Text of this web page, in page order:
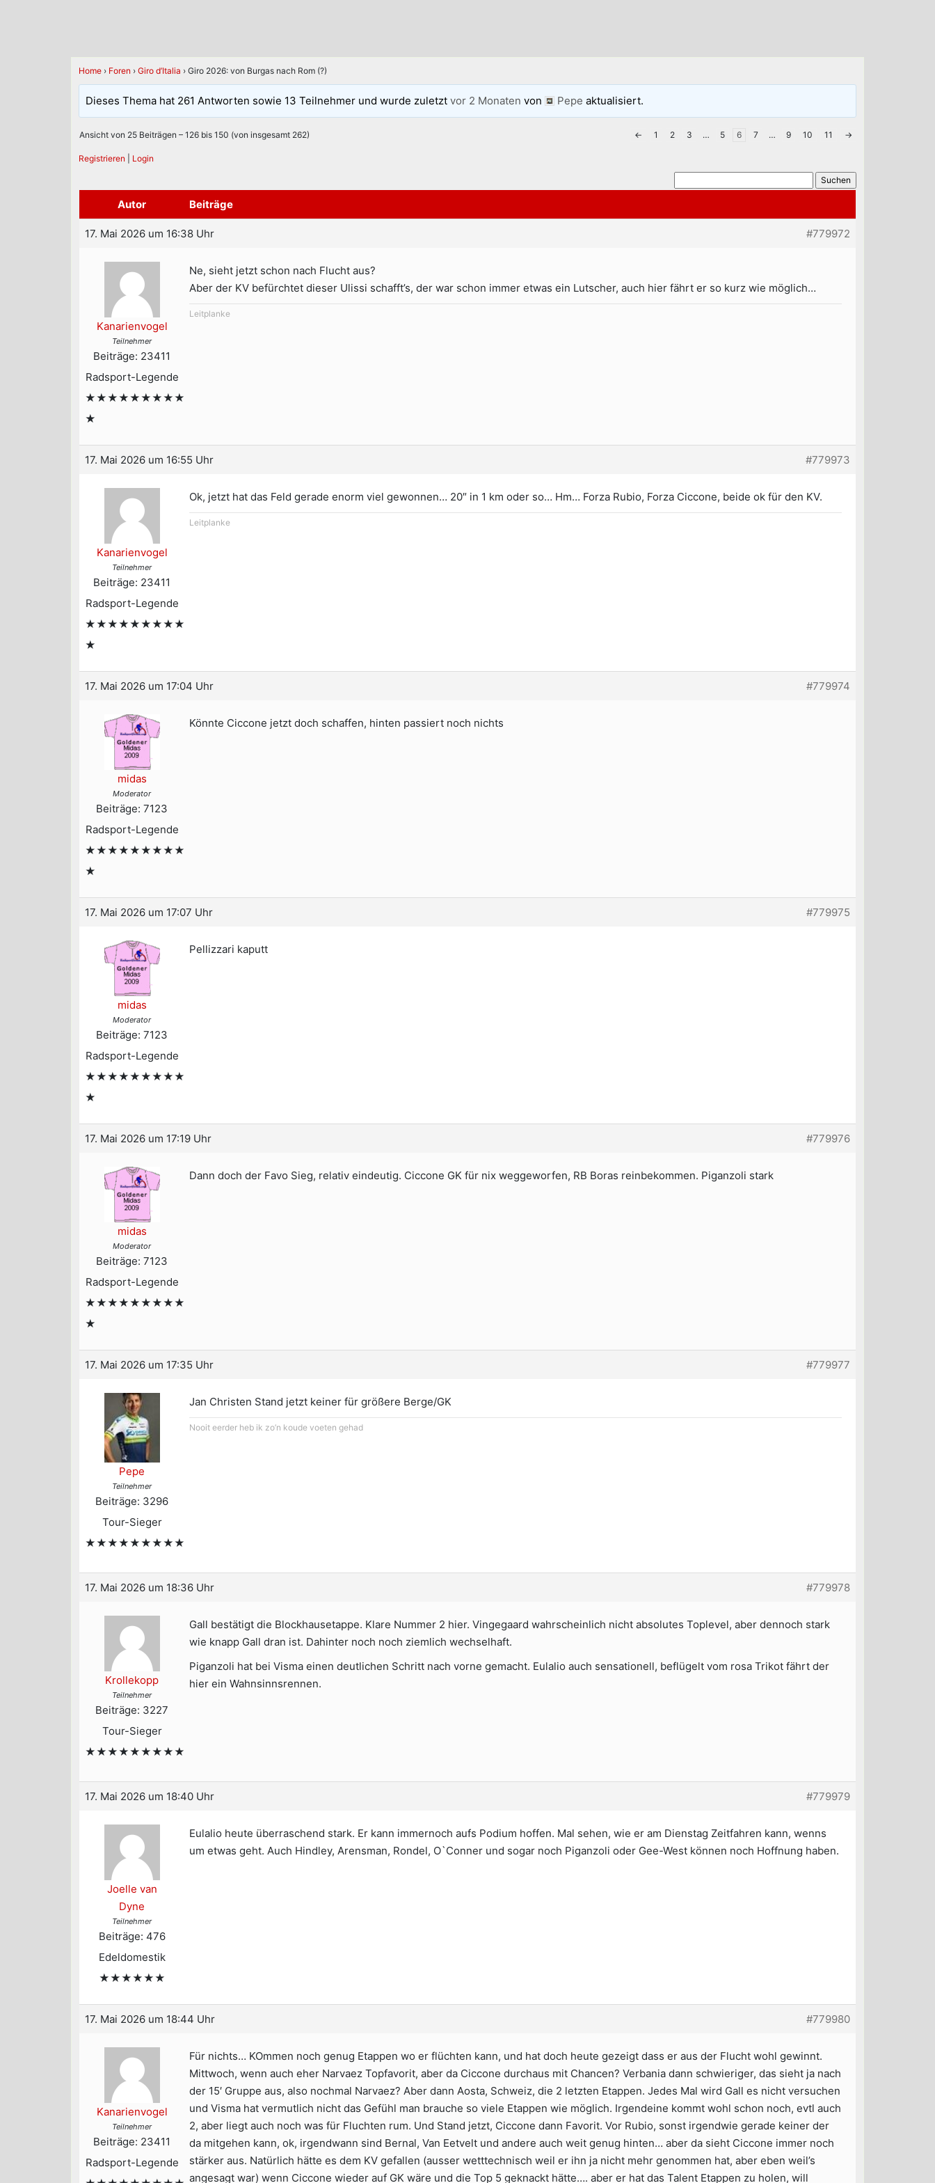
Home › Foren › Giro d’Italia › Giro 2026: von Burgas nach Rom (?)
Dieses Thema hat 261 Antworten sowie 13 Teilnehmer und wurde zuletztvor 2 Monaten von Pepe aktualisiert.
Ansicht von 25 Beiträgen – 126 bis 150 (von insgesamt 262) ← 1 2 3 … 5 6 7 … 9 10 11 →
Registrieren Login
Autor Beiträge
17. Mai 2026 um 16:38 Uhr #779972
Kanarienvogel
Teilnehmer
Beiträge: 23411
Radsport-Legende
★★★★★★★★★
★
Ne, sieht jetzt schon nach Flucht aus?
Aber der KV befürchtet dieser Ulissi schafft’s, der war schon immer etwas ein Lutscher, auch hier fährt er so kurz wie möglich…
Leitplanke
17. Mai 2026 um 16:55 Uhr #779973
Kanarienvogel
Teilnehmer
Beiträge: 23411
Radsport-Legende
★★★★★★★★★
★
Ok, jetzt hat das Feld gerade enorm viel gewonnen… 20″ in 1 km oder so… Hm… Forza Rubio, Forza Ciccone, beide ok für den KV.
Leitplanke
17. Mai 2026 um 17:04 Uhr #779974
midas
Moderator
Beiträge: 7123
Radsport-Legende
★★★★★★★★★
★
Könnte Ciccone jetzt doch schaffen, hinten passiert noch nichts
17. Mai 2026 um 17:07 Uhr #779975
midas
Moderator
Beiträge: 7123
Radsport-Legende
★★★★★★★★★
★
Pellizzari kaputt
17. Mai 2026 um 17:19 Uhr #779976
midas
Moderator
Beiträge: 7123
Radsport-Legende
★★★★★★★★★
★
Dann doch der Favo Sieg, relativ eindeutig. Ciccone GK für nix weggeworfen, RB Boras reinbekommen. Piganzoli stark
17. Mai 2026 um 17:35 Uhr #779977
Pepe
Teilnehmer
Beiträge: 3296
Tour-Sieger
★★★★★★★★★
Jan Christen Stand jetzt keiner für größere Berge/GK
Nooit eerder heb ik zo’n koude voeten gehad
17. Mai 2026 um 18:36 Uhr #779978
Krollekopp
Teilnehmer
Beiträge: 3227
Tour-Sieger
★★★★★★★★★
Gall bestätigt die Blockhausetappe. Klare Nummer 2 hier. Vingegaard wahrscheinlich nicht absolutes Toplevel, aber dennoch stark
wie knapp Gall dran ist. Dahinter noch noch ziemlich wechselhaft.
Piganzoli hat bei Visma einen deutlichen Schritt nach vorne gemacht. Eulalio auch sensationell, beflügelt vom rosa Trikot fährt der
hier ein Wahnsinnsrennen.
17. Mai 2026 um 18:40 Uhr #779979
Joelle van
Dyne
Teilnehmer
Beiträge: 476
Edeldomestik
★★★★★★
Eulalio heute überraschend stark. Er kann immernoch aufs Podium hoffen. Mal sehen, wie er am Dienstag Zeitfahren kann, wenns
um etwas geht. Auch Hindley, Arensman, Rondel, O`Conner und sogar noch Piganzoli oder Gee-West können noch Hoffnung haben.
17. Mai 2026 um 18:44 Uhr #779980
Kanarienvogel
Teilnehmer
Beiträge: 23411
Radsport-Legende
Für nichts… KOmmen noch genug Etappen wo er flüchten kann, und hat doch heute gezeigt dass er aus der Flucht wohl gewinnt.
Mittwoch, wenn auch eher Narvaez Topfavorit, aber da Ciccone durchaus mit Chancen? Verbania dann schwieriger, das sieht ja nach
der 15′ Gruppe aus, also nochmal Narvaez? Aber dann Aosta, Schweiz, die 2 letzten Etappen. Jedes Mal wird Gall es nicht versuchen
und Visma hat vermutlich nicht das Gefühl man brauche so viele Etappen wie möglich. Irgendeine kommt wohl schon noch, evtl auch
2, aber liegt auch noch was für Fluchten rum. Und Stand jetzt, Ciccone dann Favorit. Vor Rubio, sonst irgendwie gerade keiner der
da mitgehen kann, ok, irgendwann sind Bernal, Van Eetvelt und andere auch weit genug hinten… aber da sieht Ciccone immer noch
stärker aus. Natürlich hätte es dem KV gefallen (ausser wetttechnisch weil er ihn ja nicht mehr genommen hat, aber eben weil’s
angesagt war) wenn Ciccone wieder auf GK wäre und die Top 5 geknackt hätte…. aber er hat das Talent Etappen zu holen, will